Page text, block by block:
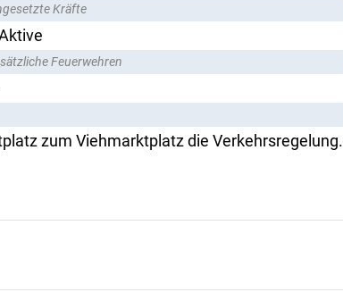
Kräfte
Feuerwehren
zum Viehmarktplatz die Verkehrsregelung.